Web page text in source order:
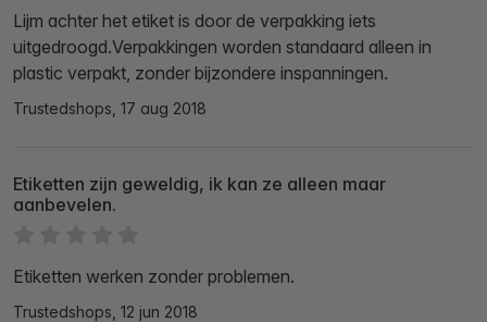
Lijm achter het etiket is door de verpakking iets
uitgedroogd.Verpakkingen worden standaard alleen in
plastic verpakt, zonder bijzondere inspanningen.
Trustedshops, 17 aug 2018
Etiketten zijn geweldig, ik kan ze alleen maar
aanbevelen.
Etiketten werken zonder problemen.
Trustedshops, 12 jun 2018